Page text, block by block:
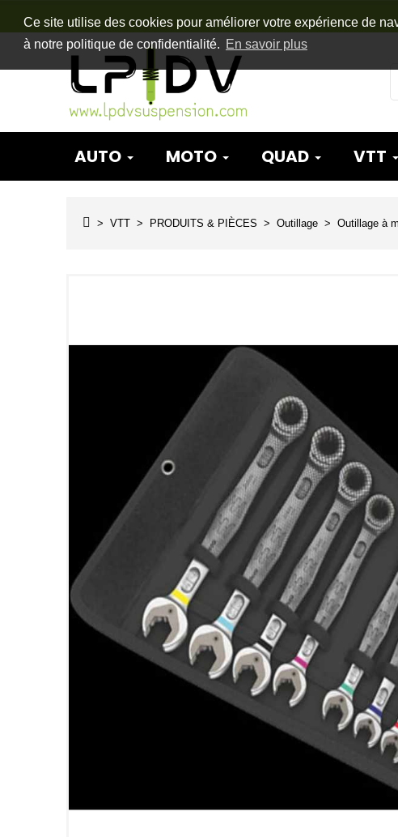
Ce site utilise des cookies pour améliorer votre expérience de
à notre politique de confidentialité. En savoir plus
AUTO MOTO QUAD VTT
VTT PRODUITS & PIÈCES Outillage Outillage à